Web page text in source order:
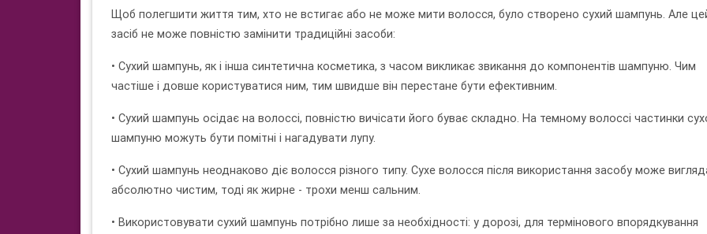
Щоб полегшити життя тим, хто не встигає або не може мити волосся, було створено сухий шампунь. Але
засіб не може повністю замінити традиційні засоби:
• Сухий шампунь, як і інша синтетична косметика, з часом викликає звикання до компонентів шампуню. Чим
частіше і довше користуватися ним, тим швидше він перестане бути ефективним.
• Сухий шампунь осідає на волоссі, повністю вичісати його буває складно. На темному волоссі частинки
шампуню можуть бути помітні і нагадувати лупу.
• Сухий шампунь неоднаково діє волосся різного типу. Сухе волосся після використання засобу може
абсолютно чистим, тоді як жирне - трохи менш сальним.
• Використовувати сухий шампунь потрібно лише за необхідності: у дорозі, для термінового впорядкування